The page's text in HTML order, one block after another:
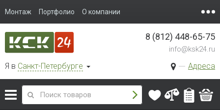
Монтаж Портфолио О компании
Я в Санкт-Петербурге Адреса
8 (812) 448-65-75
info@ksk24.ru